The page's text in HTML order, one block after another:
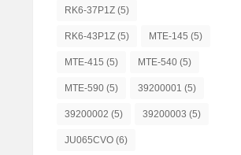
RK6-37P1Z (5)
RK6-43P1Z (5) MTE-145 (5)
MTE-415 (5) MTE-540 (5)
MTE-590 (5) 39200001 (5)
39200002 (5) 39200003 (5)
JU065CVO (6)